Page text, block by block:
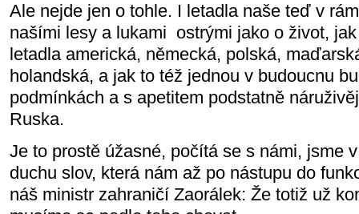
Ale nejde jen o tohle. I letadla naše teď v
našími lesy a lukami ostrými jako o život,
letadla americká, německá, polská,
holandská, a jak to též jednou v budoucnu
podmínkách a s apetitem podstatně
Ruska.
Je to prostě úžasné, počítá se s námi, jsme
duchu slov, která nám až po nástupu do
náš ministr zahraničí Zaorálek: Že totiž už